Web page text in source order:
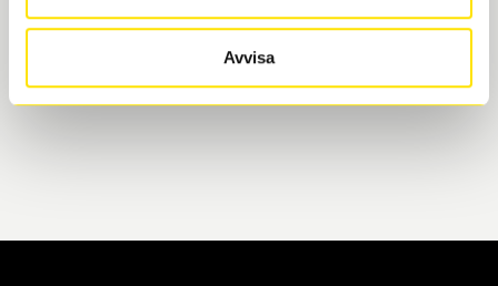
Avvisa
Mölndal. I beställningen anger du datum och tid för
vi till att de uppfyller alla krav för en säker körning.